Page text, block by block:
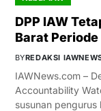
DPP IAW
Barat
BYREDAKSI
IAWNews.com –
Accountability
susunan